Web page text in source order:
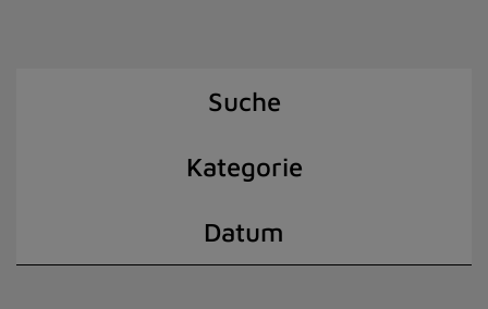
Suche
Kategorie
Datum